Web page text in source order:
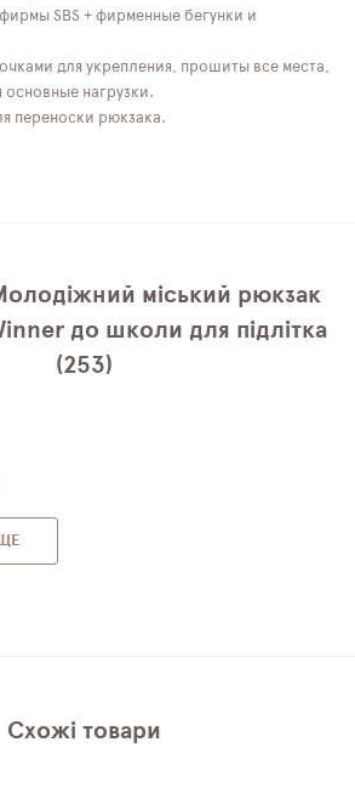
SBS + фирменные бегунки и
для укрепления, прошиты все места,
основные нагрузки.
переноски рюкзака.
міський рюкзак
до школи для підлітка
(253)
Схожі товари